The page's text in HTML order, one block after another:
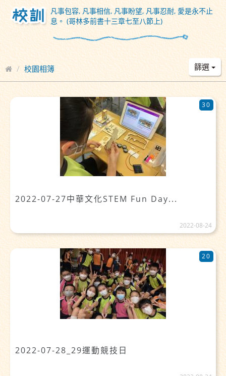
凡事包容, 凡事相信, 凡事盼望, 凡事忍耐, 愛是永不止
息。 (哥林多前書十三章七至八節上)
校園相簿 篩選
2022-07-27中華文化STEM Fun Day...
30
2022-08-24
2022-07-28_29運動競技日
20